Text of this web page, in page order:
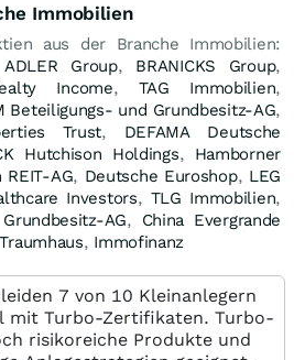
Immobilien
aus der Branche Immobilien:
ADLER Group, BRANICKS Group,
Income, TAG Immobilien,
Beteiligungs- und Grundbesitz-AG,
Trust, DEFAMA Deutsche
Hutchison Holdings, Hamborner
AG, Deutsche Euroshop, LEG
Investors, TLG Immobilien,
AG, China Evergrande
Traumhaus, Immofinanz
7 von 10 Kleinanlegern
mit Turbo-Zertifikaten. Turbo-
risikoreiche Produkte und